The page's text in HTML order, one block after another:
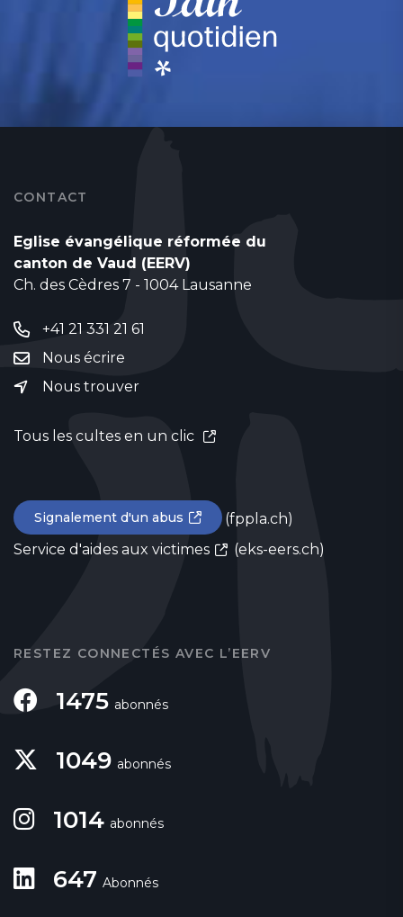
CONTACT
Eglise évangélique réformée du
canton de Vaud (EERV)
Ch. des Cèdres 7 - 1004 Lausanne
+41 21 331 21 61
Nous écrire
Nous trouver
Tous les cultes en un clic
Signalement d'un abus
(fppla.ch)
Service d'aides aux victimes
(eks-eers.ch)
RESTEZ CONNECTÉS AVEC L’EERV
1475 abonnés
1049 abonnés
1014 abonnés
647 Abonnés